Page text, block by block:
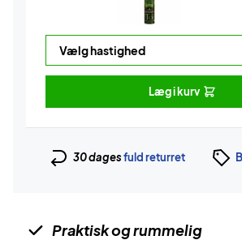
Læg i kurv
30 dagesfuld returret
Praktisk og rummelig